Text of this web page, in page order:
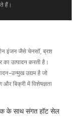
हैं।
इंजन जैसे चेनसॉ, ब्रश
का उत्पादन करती है।
उन्मुख उद्यम है जो
और बिक्री में विशेषज्ञता